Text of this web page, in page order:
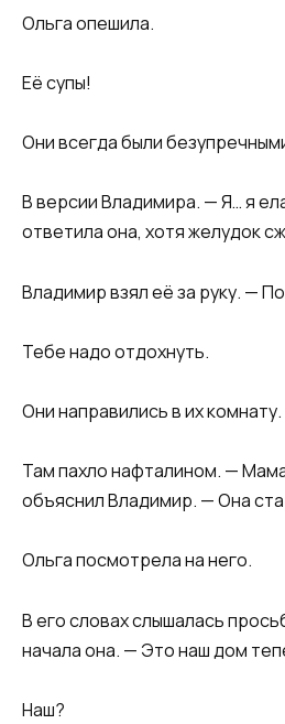
Ольга опешила.
Её супы!
Они всегда были
В версии Владимира. — Я… я
ответила она, хотя желудок
Владимир взял её за руку. —
Тебе надо отдохнуть.
Они направились в их комнату.
Там пахло нафталином. —
объяснил Владимир. — Она
Ольга посмотрела на него.
В его словах слышалась
начала она. — Это наш дом
Наш?